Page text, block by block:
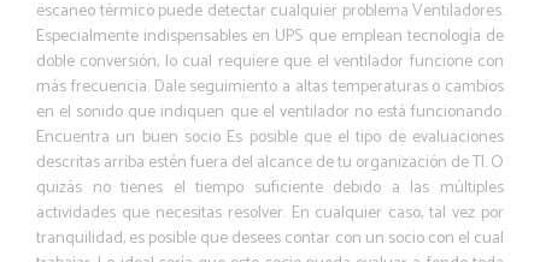
escaneo térmico puede detectar cualquier problema Ventiladores.
Especialmente indispensables en UPS que emplean tecnología de
doble conversión, lo cual requiere que el ventilador funcione con
más frecuencia. Dale seguimiento a altas temperaturas o cambios
en el sonido que indiquen que el ventilador no está funcionando.
Encuentra un buen socio Es posible que el tipo de evaluaciones
descritas arriba estén fuera del alcance de tu organización de TI. O
quizás no tienes el tiempo suficiente debido a las múltiples
actividades que necesitas resolver. En cualquier caso, tal vez por
tranquilidad, es posible que desees contar con un socio con el cual